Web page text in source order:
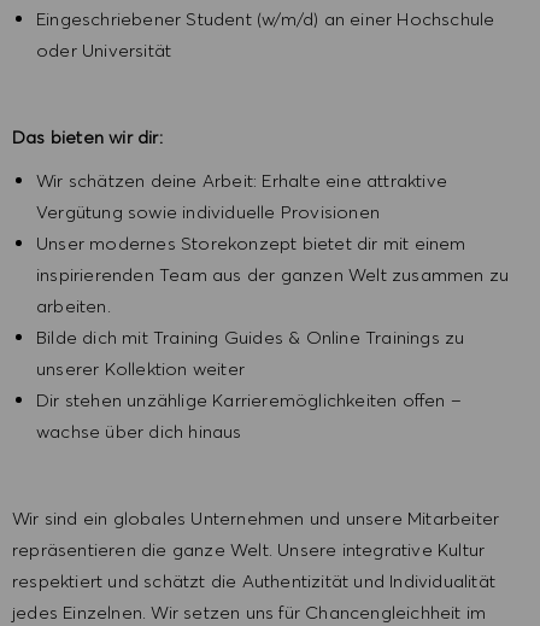
Eingeschriebener Student (w/m/d) an einer Hochschule
oder Universität
Das bieten wir dir:
Wir schätzen deine Arbeit: Erhalte eine attraktive
Vergütung sowie individuelle Provisionen
Unser modernes Storekonzept bietet dir mit einem
inspirierenden Team aus der ganzen Welt zusammen zu
arbeiten.
Bilde dich mit Training Guides & Online Trainings zu
unserer Kollektion weiter
Dir stehen unzählige Karrieremöglichkeiten offen –
wachse über dich hinaus
Wir sind ein globales Unternehmen und unsere Mitarbeiter
repräsentieren die ganze Welt. Unsere integrative Kultur
respektiert und schätzt die Authentizität und Individualität
jedes Einzelnen. Wir setzen uns für Chancengleichheit im